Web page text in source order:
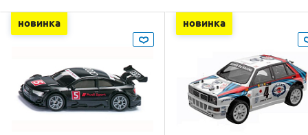
новинка новинка